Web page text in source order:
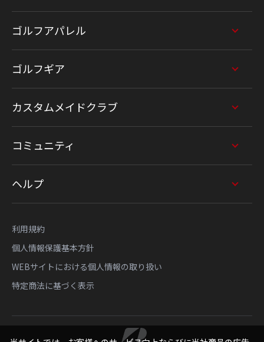
ゴルフアパレル
ゴルフギア
カスタムメイドクラブ
コミュニティ
ヘルプ
利用規約
個人情報保護基本方針
WEBサイトにおける個人情報の取り扱い
特定商法に基づく表示